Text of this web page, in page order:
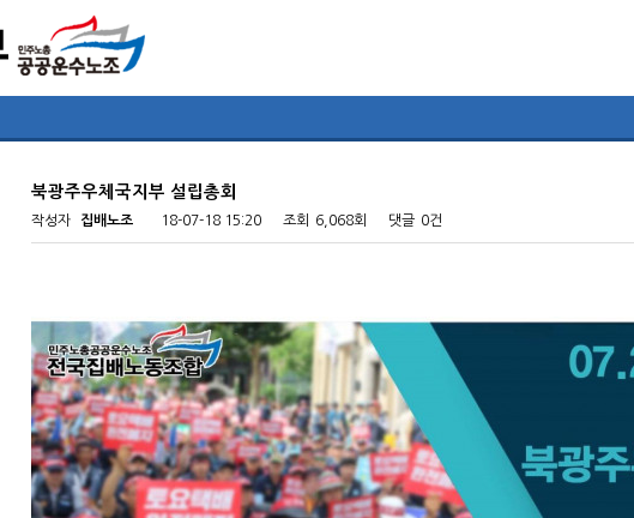
북광주우체국지부 설립총회
작성자 집배노조 18-07-18 15:20 조회 6,068회 댓글 0건